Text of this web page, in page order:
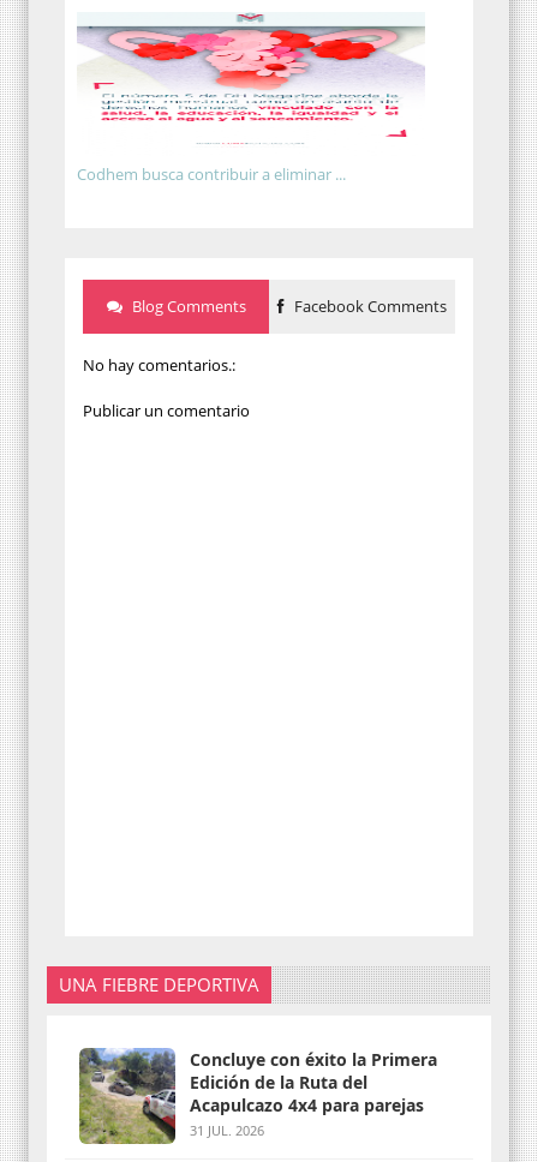
Codhem busca contribuir a eliminar ...
Blog Comments Facebook Comments
No hay comentarios.:
Publicar un comentario
UNA FIEBRE DEPORTIVA
Concluye con éxito la Primera
Edición de la Ruta del
Acapulcazo 4x4 para parejas
31 JUL. 2026